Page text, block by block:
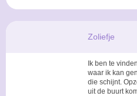
Zoliefje
Ik ben te
waar ik kan
die schijnt.
uit de buurt